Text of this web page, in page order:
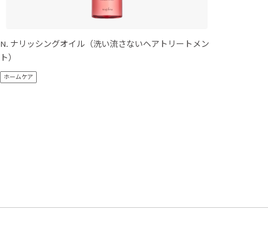
N. ナリッシングオイル（洗い流さないヘアトリートメン
ト）
ホームケア